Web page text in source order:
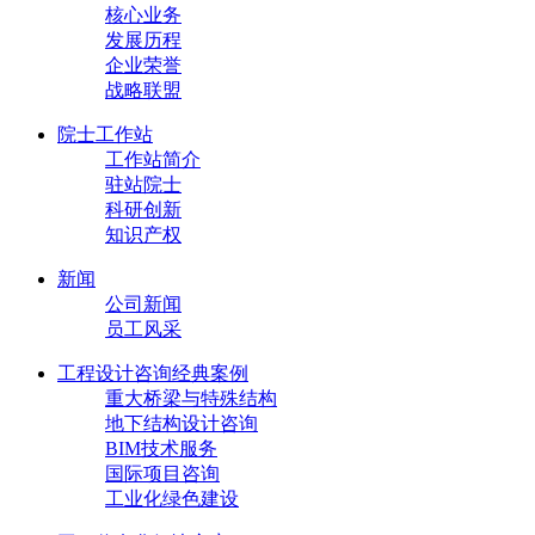
核心业务
发展历程
企业荣誉
战略联盟
院士工作站
工作站简介
驻站院士
科研创新
知识产权
新闻
公司新闻
员工风采
工程设计咨询经典案例
重大桥梁与特殊结构
地下结构设计咨询
BIM技术服务
国际项目咨询
工业化绿色建设